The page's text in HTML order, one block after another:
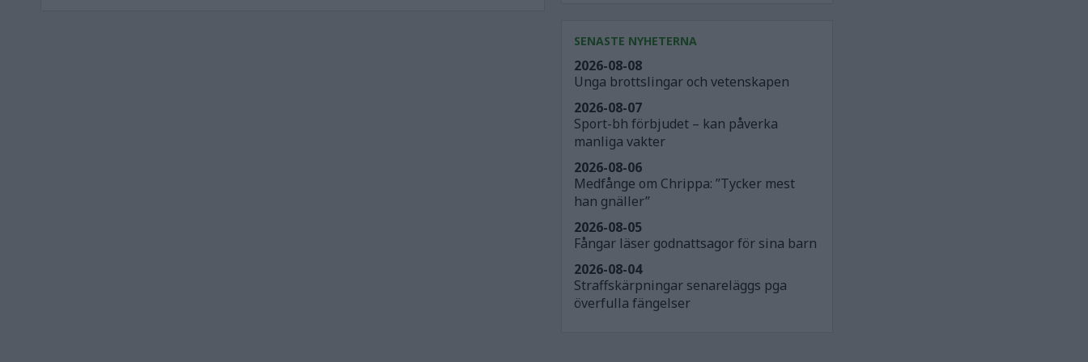
SENASTE NYHETERNA
Unga brottslingar och vetenskapen
2026-08-08
Sport-bh förbjudet – kan påverka
manliga vakter
2026-08-07
Medfånge om Chrippa: ”Tycker mest
han gnäller”
2026-08-06
Fångar läser godnattsagor för sina barn
2026-08-05
Straffskärpningar senareläggs pga
överfulla fängelser
2026-08-04